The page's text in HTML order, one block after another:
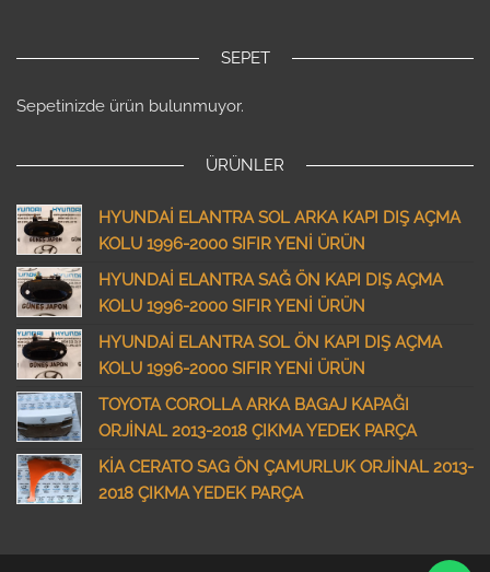
SEPET
Sepetinizde ürün bulunmuyor.
ÜRÜNLER
HYUNDAİ ELANTRA SOL ARKA KAPI DIŞ AÇMA
KOLU 1996-2000 SIFIR YENİ ÜRÜN
HYUNDAİ ELANTRA SAĞ ÖN KAPI DIŞ AÇMA
KOLU 1996-2000 SIFIR YENİ ÜRÜN
HYUNDAİ ELANTRA SOL ÖN KAPI DIŞ AÇMA
KOLU 1996-2000 SIFIR YENİ ÜRÜN
TOYOTA COROLLA ARKA BAGAJ KAPAĞI
ORJİNAL 2013-2018 ÇIKMA YEDEK PARÇA
KİA CERATO SAG ÖN ÇAMURLUK ORJİNAL 2013-
2018 ÇIKMA YEDEK PARÇA